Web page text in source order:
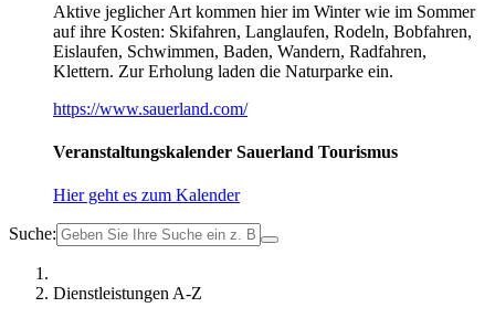
Aktive jeglicher Art kommen hier im Winter wie im Sommer
auf ihre Kosten: Skifahren, Langlaufen, Rodeln, Bobfahren,
Eislaufen, Schwimmen, Baden, Wandern, Radfahren,
Klettern. Zur Erholung laden die Naturparke ein.
https://www.sauerland.com/
Veranstaltungskalender Sauerland Tourismus
Hier geht es zum Kalender
Suche:
Dienstleistungen A-Z